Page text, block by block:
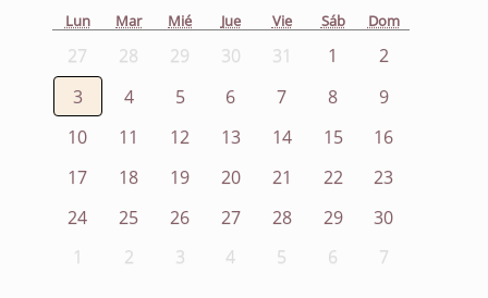
Lun Mar Mié Jue Vie Sáb Dom
27 28 29 30 31 1
2
3
4 5 6 7 8
9
10
11 12 13 14 15
16
17
18 19 20 21 22
23
24
25 26 27 28 29
30
1
2 3 4 5 6 7